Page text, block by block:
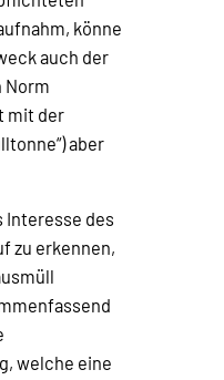
könne
auch der
Norm
mit der
aber
Interesse des
zu erkennen,
welche eine